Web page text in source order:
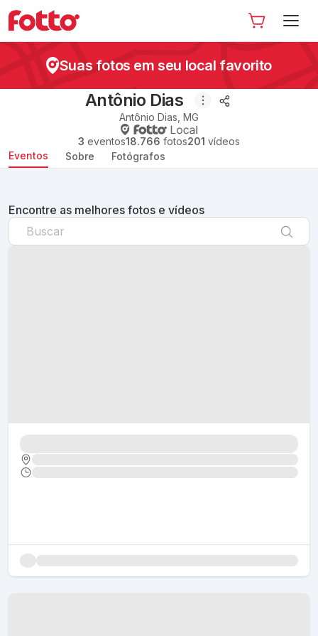
Suas fotos em seu local favorito
Antônio Dias
Antônio Dias MG
3 eventos18.766 fotos201 vídeos
Eventos
Sobre Fotógrafos
Encontre as melhores fotos e vídeos